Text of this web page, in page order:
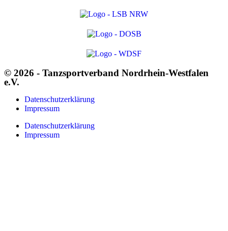
© 2026 - Tanzsportverband Nordrhein-Westfalen
e.V.
Datenschutzerklärung
Impressum
Datenschutzerklärung
Impressum